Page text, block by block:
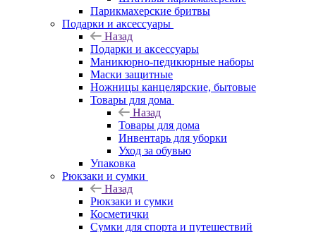
Парикмахерские бритвы
Подарки и аксессуары
Назад
Подарки и аксессуары
Маникюрно-педикюрные наборы
Маски защитные
Ножницы канцелярские, бытовые
Товары для дома
Назад
Товары для дома
Инвентарь для уборки
Уход за обувью
Упаковка
Рюкзаки и сумки
Назад
Рюкзаки и сумки
Косметички
Сумки для спорта и путешествий